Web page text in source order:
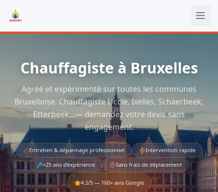
Chauffagiste à Bruxelles
Agréé et expérimenté sur toutes les communes
Bruxelloise: Chauffagiste Uccle, Ixelles, Schaerbeek,
Etterbeek...— demandez votre devis sans
engagement.
Entretien & dépannage professionnel
Intervention rapide
+25 ans d'expérience
Sans frais de déplacement
4.2/5 — 160+ avis Google